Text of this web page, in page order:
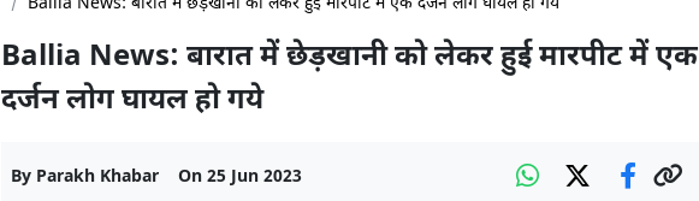
Ballia News: बारात में छेड़खानी को लेकर हुई मारपीट में एक
दर्जन लोग घायल हो गये
By Parakh Khabar On 25 Jun 2023